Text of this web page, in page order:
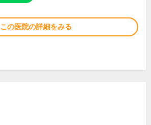
この医院の詳細をみる